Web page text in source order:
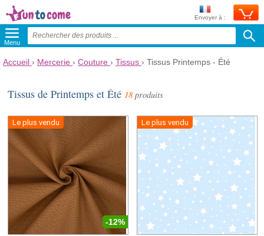
Envoyer à :
Menu
Accueil › Mercerie › Couture › Tissus › Tissus Printemps - Été
Tissus de Printemps et Été 18 produits
Le plus vendu
-12%
Le plus vendu